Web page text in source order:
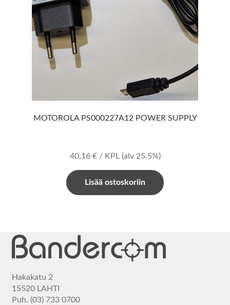
MOTOROLA PS000227A12 POWER SUPPLY
40,16 €/ KPL (alv 25.5%)
Lisää ostoskoriin
Hakakatu 2
15520 LAHTI
Puh. (03) 733 0700